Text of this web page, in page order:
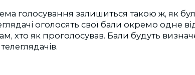
голосування залишиться такою ж, як
оголосять свої бали окремо одне
хто як проголосував. Бали будуть